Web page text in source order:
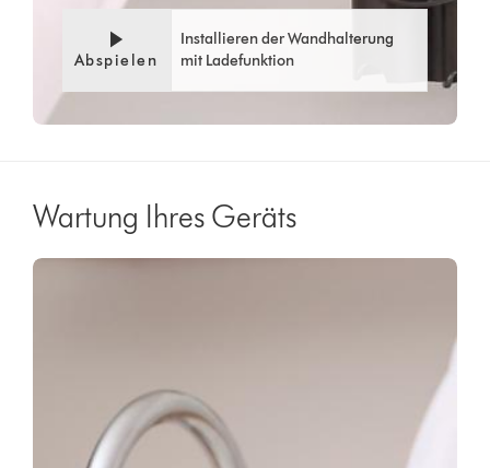
Abspielen
Installieren der Wandhalterung
mit Ladefunktion
Wartung Ihres Geräts
Video
Video-